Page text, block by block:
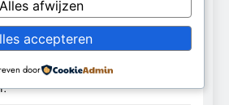
de mensen van wie de toekomst
buitengesloten?
Compilatie legt tegenstrijdige
Alles afwijzen
accepteren
door